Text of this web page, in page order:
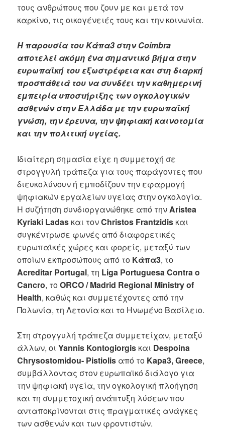
τους ανθρώπους που ζουν με και μετά τον
καρκίνο, τις οικογένειές τους και την κοινωνία.
Η παρουσία του Κάπα3 στην Coimbra
αποτελεί ακόμη ένα σημαντικό βήμα στην
ευρωπαϊκή του εξωστρέφεια και στη διαρκή
προσπάθειά του να συνδέει την καθημερινή
εμπειρία υποστήριξης των ογκολογικών
ασθενών στην Ελλάδα με την ευρωπαϊκή
γνώση, την έρευνα, την ψηφιακή καινοτομία
και την πολιτική υγείας.
Ιδιαίτερη σημασία είχε η συμμετοχή σε
στρογγυλή τράπεζα για τους παράγοντες που
διευκολύνουν ή εμποδίζουν την εφαρμογή
ψηφιακών εργαλείων υγείας στην ογκολογία.
Η συζήτηση συνδιοργανώθηκε από τηνAristea
Kyriaki Ladas και τονChristos Frantzidis και
συγκέντρωσε φωνές από διαφορετικές
ευρωπαϊκές χώρες και φορείς, μεταξύ των
οποίων εκπροσώπους από το Κάπα3, το
Acreditar Portugal, τη Liga Portuguesa Contra o
Cancro, τοORCO / Madrid Regional Ministry of
Health, καθώς και συμμετέχοντες από την
Πολωνία, τη Λετονία και το Ηνωμένο Βασίλειο.
Στη στρογγυλή τράπεζα συμμετείχαν, μεταξύ
άλλων, οιYannis Kontogiorgis και Despoina
Chrysostomidou- Pistiolis από το Kapa3, Greece,
συμβάλλοντας στον ευρωπαϊκό διάλογο για
την ψηφιακή υγεία, την ογκολογική πλοήγηση
και τη συμμετοχική ανάπτυξη λύσεων που
ανταποκρίνονται στις πραγματικές ανάγκες
των ασθενών και των φροντιστών.